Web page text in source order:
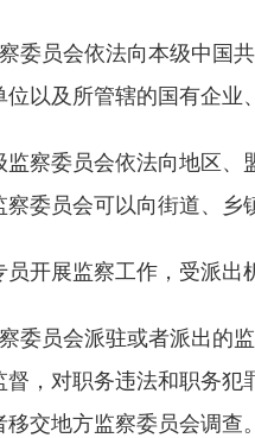
员会依法向本级中国共
以及所管辖的国有企
委员会依法向地区、
察委员会可以向街道、
开展监察工作，受派出
员会派驻或者派出的监
，对职务违法和职务
交地方监察委员会调查